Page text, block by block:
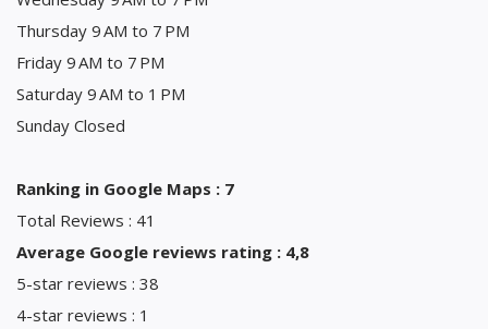
Thursday 9 AM to 7 PM
Friday 9 AM to 7 PM
Saturday 9 AM to 1 PM
Sunday Closed
Ranking in Google Maps : 7
Total Reviews : 41
Average Google reviews rating : 4,8
5-star reviews : 38
4-star reviews : 1